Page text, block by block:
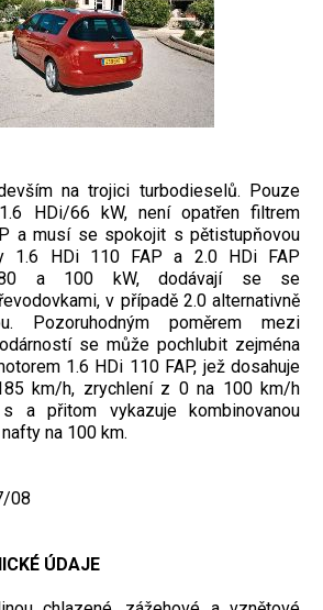
na trojici turbodieselů. Pouze
HDi/66 kW, není opatřen filtrem
a musí se spokojit s pětistupňovou
1.6 HDi 110 FAP a 2.0 HDi FAP
a 100 kW, dodávají se se
v případě 2.0 alternativně
Pozoruhodným poměrem mezi
se může pochlubit zejména
1.6 HDi 110 FAP, jež dosahuje
km/h, zrychlení z 0 na 100 km/h
a přitom vykazuje kombinovanou
na 100 km.
08
ÚDAJE